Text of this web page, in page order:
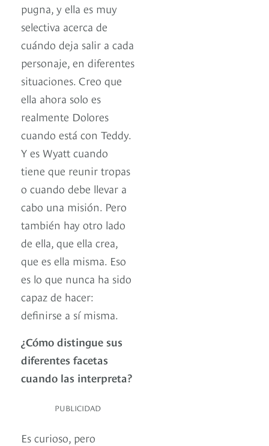
pugna, y ella es muy
selectiva acerca de
cuándo deja salir a cada
personaje, en diferentes
situaciones. Creo que
ella ahora solo es
realmente Dolores
cuando está con Teddy.
Y es Wyatt cuando
tiene que reunir tropas
o cuando debe llevar a
cabo una misión. Pero
también hay otro lado
de ella, que ella crea,
que es ella misma. Eso
es lo que nunca ha sido
capaz de hacer:
definirse a sí misma.
¿Cómo distingue sus
diferentes facetas
cuando las interpreta?
PUBLICIDAD
Es curioso, pero